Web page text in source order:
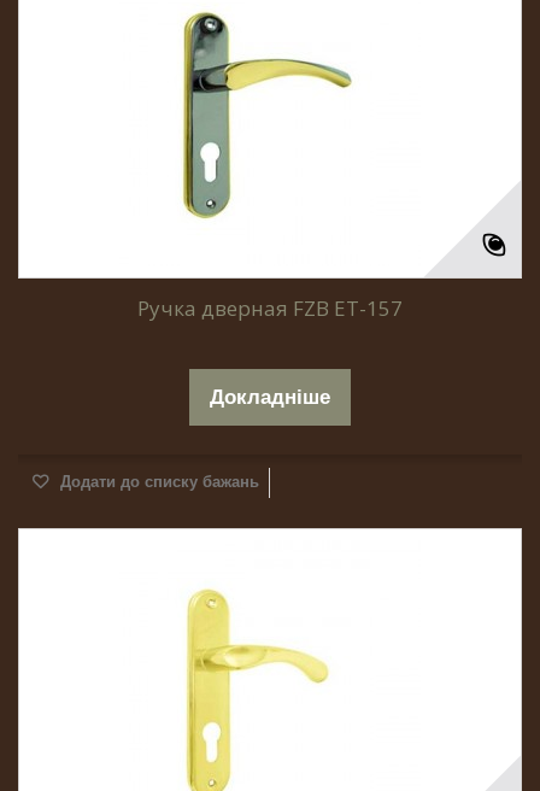
Ручка дверная FZB ET-157
Докладніше
Додати до списку бажань